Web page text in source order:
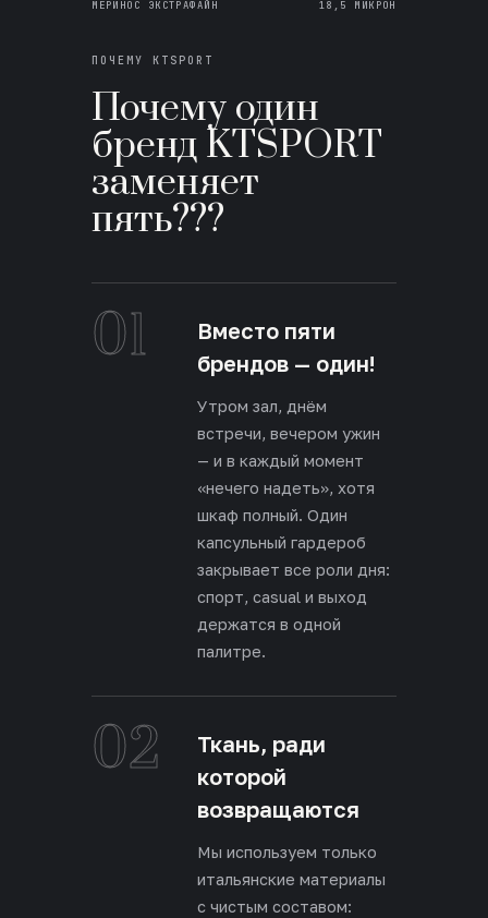
МЕРИНОС ЭКСТРАФАЙН 18,5 МИКРОН
ПОЧЕМУ KTSPORT
Почему один
бренд KTSPORT
заменяет
пять???
01
Вместо пяти
брендов — один!
Утром зал, днём
встречи, вечером ужин
— и в каждый момент
«нечего надеть», хотя
шкаф полный. Один
капсульный гардероб
закрывает все роли дня:
спорт, casual и выход
держатся в одной
палитре.
02
Ткань, ради
которой
возвращаются
Мы используем только
итальянские материалы
с чистым составом: